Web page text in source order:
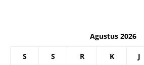
Agustus 2026
S S R K J